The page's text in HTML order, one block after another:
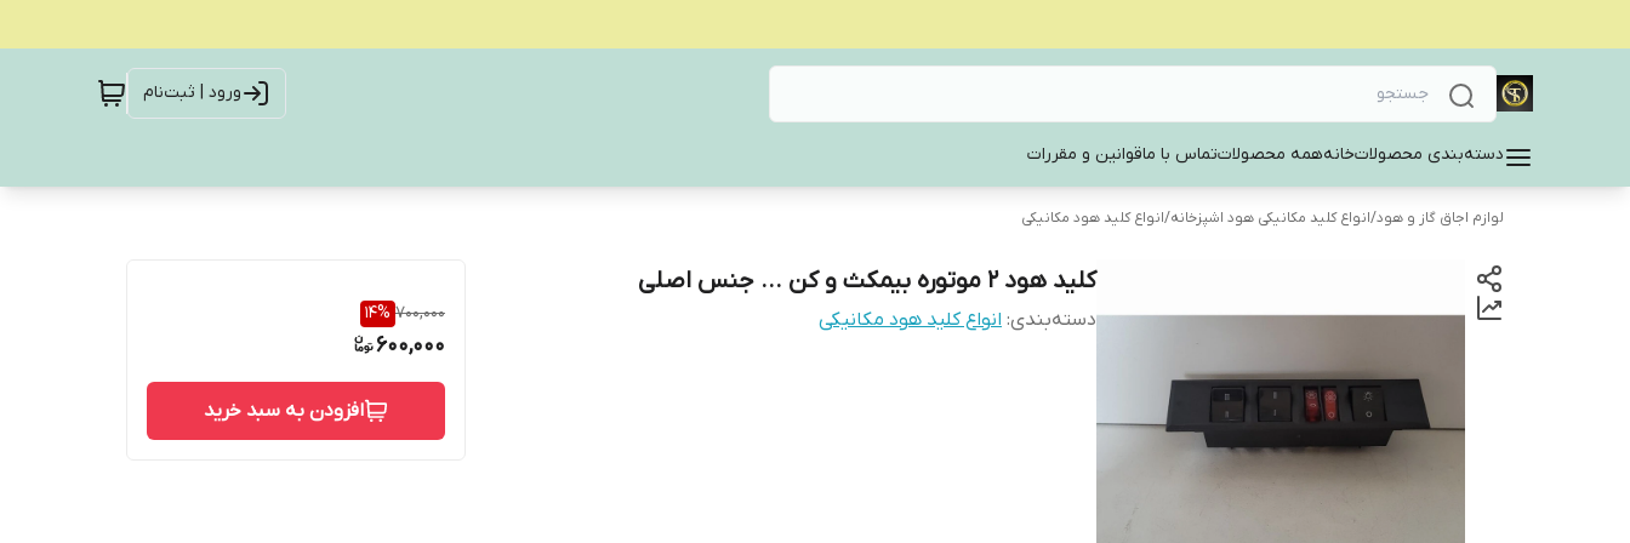
ورود | ثبت‌نام
دسته‌بندی محصولاتخانههمه محصولاتتماس با ماقوانین و مقررات
لوازم اجاق گاز و هود/انواع کلید مکانیکی هود اشپزخانه/انواع کلید هود مکانیکی
کلید هود 2 موتوره بیمکث و کن ... جنس اصلی
دسته‌بندی: انواع کلید هود مکانیکی 700,000
14%
600,000
افزودن به سبد خرید